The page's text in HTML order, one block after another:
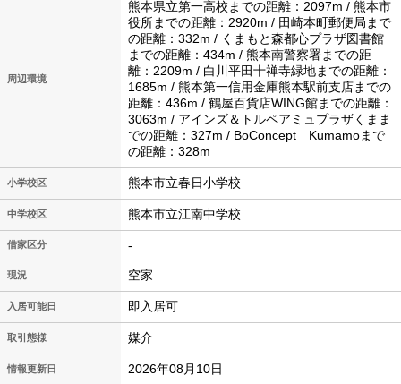
周辺環境
熊本県立第一高校までの距離：2097m / 熊本市
役所までの距離：2920m / 田崎本町郵便局まで
の距離：332m / くまもと森都心プラザ図書館
までの距離：434m / 熊本南警察署までの距
離：2209m / 白川平田十禅寺緑地までの距離：
1685m / 熊本第一信用金庫熊本駅前支店までの
距離：436m / 鶴屋百貨店WING館までの距離：
3063m / アインズ＆トルペアミュプラザくまま
での距離：327m / BoConcept Kumamoまで
の距離：328m
小学校区 熊本市立春日小学校
中学校区 熊本市立江南中学校
借家区分 -
現況 空家
入居可能日 即入居可
取引態様 媒介
情報更新日 2026年08月10日